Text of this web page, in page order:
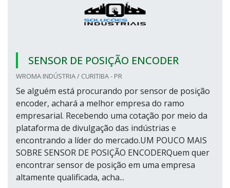
SENSOR DE POSIÇÃO ENCODER
WROMA INDÚSTRIA / CURITIBA - PR
Se alguém está procurando por sensor de posição
encoder, achará a melhor empresa do ramo
empresarial. Recebendo uma cotação por meio da
plataforma de divulgação das indústrias e
encontrando a líder do mercado.UM POUCO MAIS
SOBRE SENSOR DE POSIÇÃO ENCODERQuem quer
encontrar sensor de posição em uma empresa
altamente qualificada, acha...